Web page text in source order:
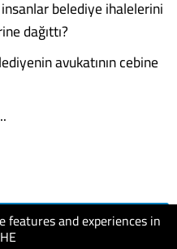
features and experiences in
belediye ihalelerini
dağıttı?
avukatının cebine